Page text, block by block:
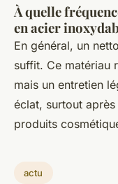
À quelle
en acier
En général, un
suffit. Ce matériau
mais un entretien
éclat, surtout
produits
actu